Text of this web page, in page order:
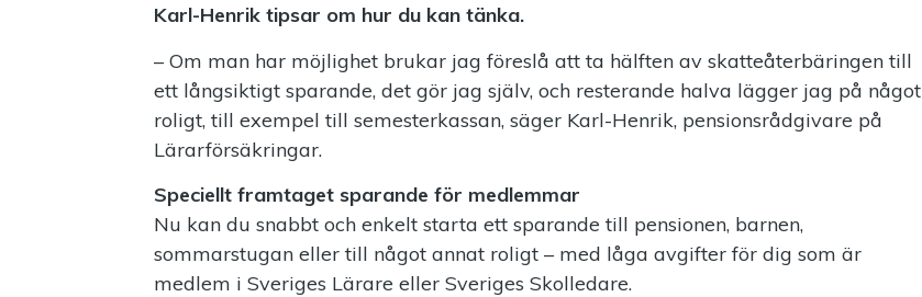
Karl-Henrik tipsar om hur du kan tänka.
– Om man har möjlighet brukar jag föreslå att ta hälften av skatteåterbäringen till
ett långsiktigt sparande, det gör jag själv, och resterande halva lägger jag på något
roligt, till exempel till semesterkassan, säger Karl-Henrik, pensionsrådgivare på
Lärarförsäkringar.
Speciellt framtaget sparande för medlemmar
Nu kan du snabbt och enkelt starta ett sparande till pensionen, barnen,
sommarstugan eller till något annat roligt – med låga avgifter för dig som är
medlem i Sveriges Lärare eller Sveriges Skolledare.